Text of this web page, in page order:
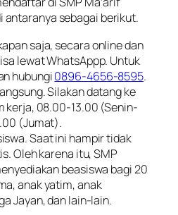
antaranya sebagai berikut.
saja, secaraonlinedan
lewat WhatsAppp. Untuk
hubungi0896-4656-8595.
Silakan datang ke
kerja, 08.00-13.00 (Senin-
(Jumat).
Saat ini hampir tidak
Oleh karena itu, SMP
beasiswa bagi 20
anak yatim, anak
Jayan, dan lain-lain.